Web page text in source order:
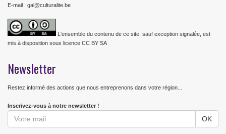
E-mail : gal@culturalite.be
L'ensemble du contenu de ce site, sauf exception signalée, est
mis à disposition sous licence CC BY SA
Newsletter
Restez informé des actions que nous entreprenons dans votre région...
Inscrivez-vous à notre newsletter !